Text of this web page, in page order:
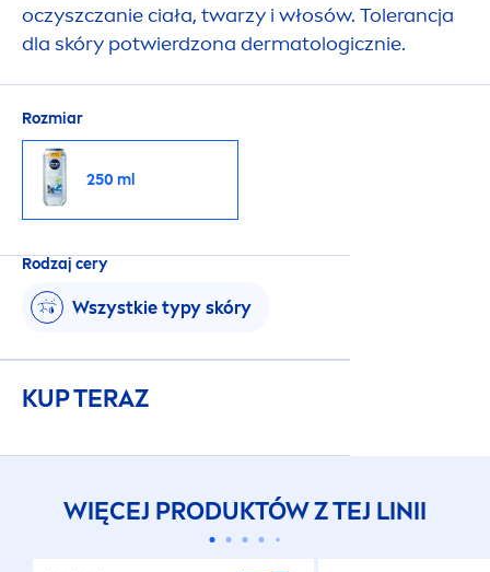
oczyszczanie ciała, twarzy i włosów. Tolerancja
dla skóry potwierdzona dermatologicznie.
Rozmiar
250 ml
Rodzaj cery
Wszystkie typy skóry
KUP TERAZ
WIĘCEJ PRODUKTÓW Z TEJ LINII